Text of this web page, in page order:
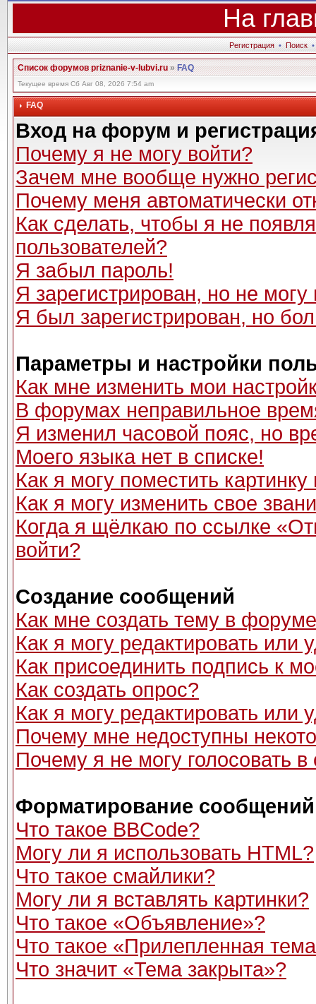
На
Регистрация • Поиск •
Список форумов priznanie-v-lubvi.ru»FAQ
Текущее время Сб Авг 08, 2026 7:54 am
FAQ
Вход на форум и
Почему я не могу войти?
Зачем мне вообще нужно
Почему меня автоматически
Как сделать, чтобы я не
пользователей?
Я забыл пароль!
Я зарегистрирован, но не могу
Я был зарегистрирован, но
Параметры и настройки
Как мне изменить мои
В форумах неправильное
Я изменил часовой пояс, но
Моего языка нет в списке!
Как я могу поместить
Как я могу изменить свое
Когда я щёлкаю по ссылке
войти?
Создание сообщений
Как мне создать тему в
Как я могу редактировать или
Как присоединить подпись к
Как создать опрос?
Как я могу редактировать или
Почему мне недоступны
Почему я не могу голосовать в
Форматирование
Что такое BBCode?
Могу ли я использовать HTML?
Что такое смайлики?
Могу ли я вставлять картинки?
Что такое «Объявление»?
Что такое «Прилепленная
Что значит «Тема закрыта»?